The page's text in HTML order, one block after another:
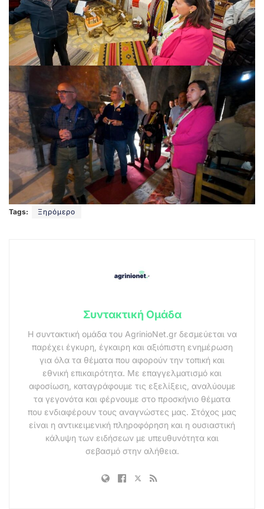
Tags: Ξηρόμερο
Συντακτική Ομάδα
Η συντακτική ομάδα του AgrinioNet.gr δεσμεύεται να
παρέχει έγκυρη, έγκαιρη και αξιόπιστη ενημέρωση
για όλα τα θέματα που αφορούν την τοπική και
εθνική επικαιρότητα. Με επαγγελματισμό και
αφοσίωση, καταγράφουμε τις εξελίξεις, αναλύουμε
τα γεγονότα και φέρνουμε στο προσκήνιο θέματα
που ενδιαφέρουν τους αναγνώστες μας. Στόχος μας
είναι η αντικειμενική πληροφόρηση και η ουσιαστική
κάλυψη των ειδήσεων με υπευθυνότητα και
σεβασμό στην αλήθεια.